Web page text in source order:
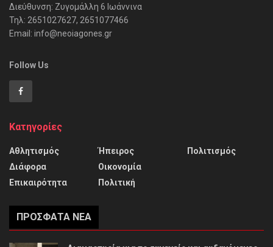
Διεύθυνση: Ζυγομάλλη 6 Ιωάννινα
Τηλ: 2651027627, 2651077466
Email: info@neoiagones.gr
Follow Us
Κατηγορίες
Αθλητισμός
Διάφορα
Επικαιρότητα
Ήπειρος
Οικονομία
Πολιτική
Πολιτισμός
ΠΡΌΣΦΑΤΑ ΝΈΑ